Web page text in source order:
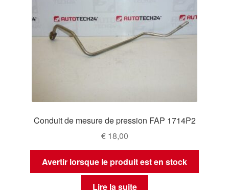
Conduit de mesure de pression FAP 1714P2
€18,00
Avertir lorsque le produit est en stock
Lire la suite